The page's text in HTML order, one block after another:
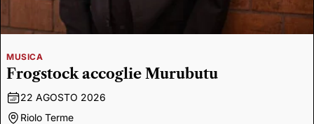
MUSICA
Frogstock accoglie Murubutu
22 AGOSTO 2026
Riolo Terme